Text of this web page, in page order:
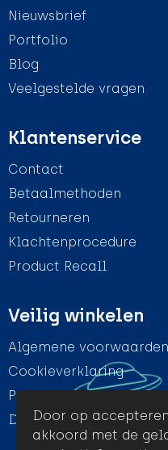
Nieuwsbrief
Portfolio
Blog
Veelgestelde vragen
Klantenservice
Contact
Betaalmethoden
Retourneren
Klachtenprocedure
Product Recall
Veilig winkelen
Algemene voorwaarden
Cookieverklaring
Privacyverklaring
Disclaimer
Door op
akkoord met de